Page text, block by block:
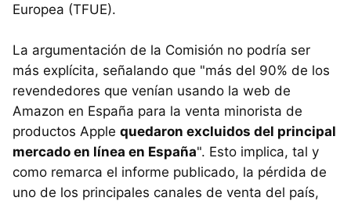
Europea (TFUE).
La argumentación de la Comisión no podría ser
más explícita, señalando que "más del 90% de los
revendedores que venían usando la web de
Amazon en España para la venta minorista de
productos Apple quedaron excluidos del principal
mercado en línea en España". Esto implica, tal y
como remarca el informe publicado, la pérdida de
uno de los principales canales de venta del país,